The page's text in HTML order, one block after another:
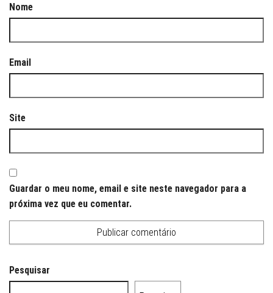
Nome
Email
Site
Guardar o meu nome, email e site neste navegador para a
próxima vez que eu comentar.
Pesquisar